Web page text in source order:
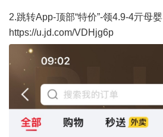
2.跳转App-顶部“特价”-领4.9-4亓母婴
https://u.jd.com/VDHjg6p